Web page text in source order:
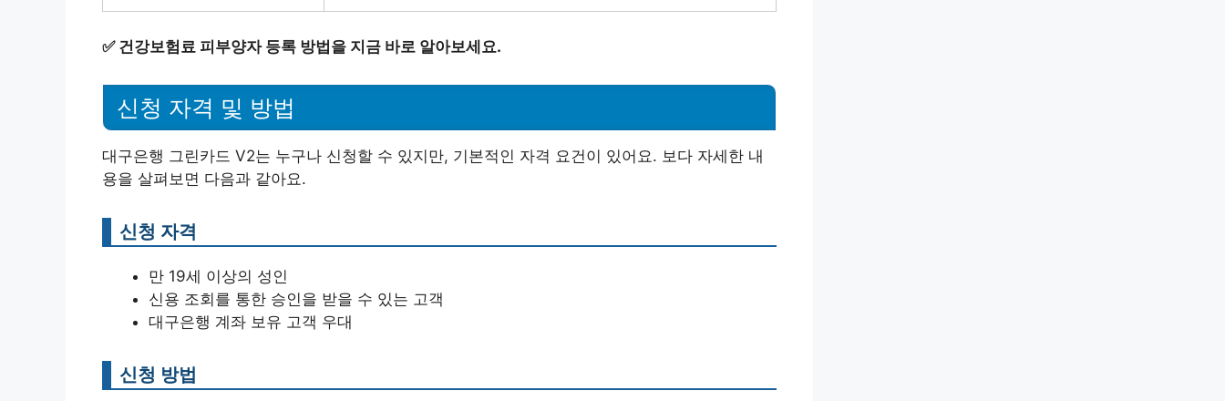
✅ 건강보험료 피부양자 등록 방법을 지금 바로 알아보세요.
신청 자격 및 방법
대구은행 그린카드 V2는 누구나 신청할 수 있지만, 기본적인 자격 요건이 있어요. 보다 자세한 내
용을 살펴보면 다음과 같아요.
신청 자격
만 19세 이상의 성인
신용 조회를 통한 승인을 받을 수 있는 고객
대구은행 계좌 보유 고객 우대
신청 방법